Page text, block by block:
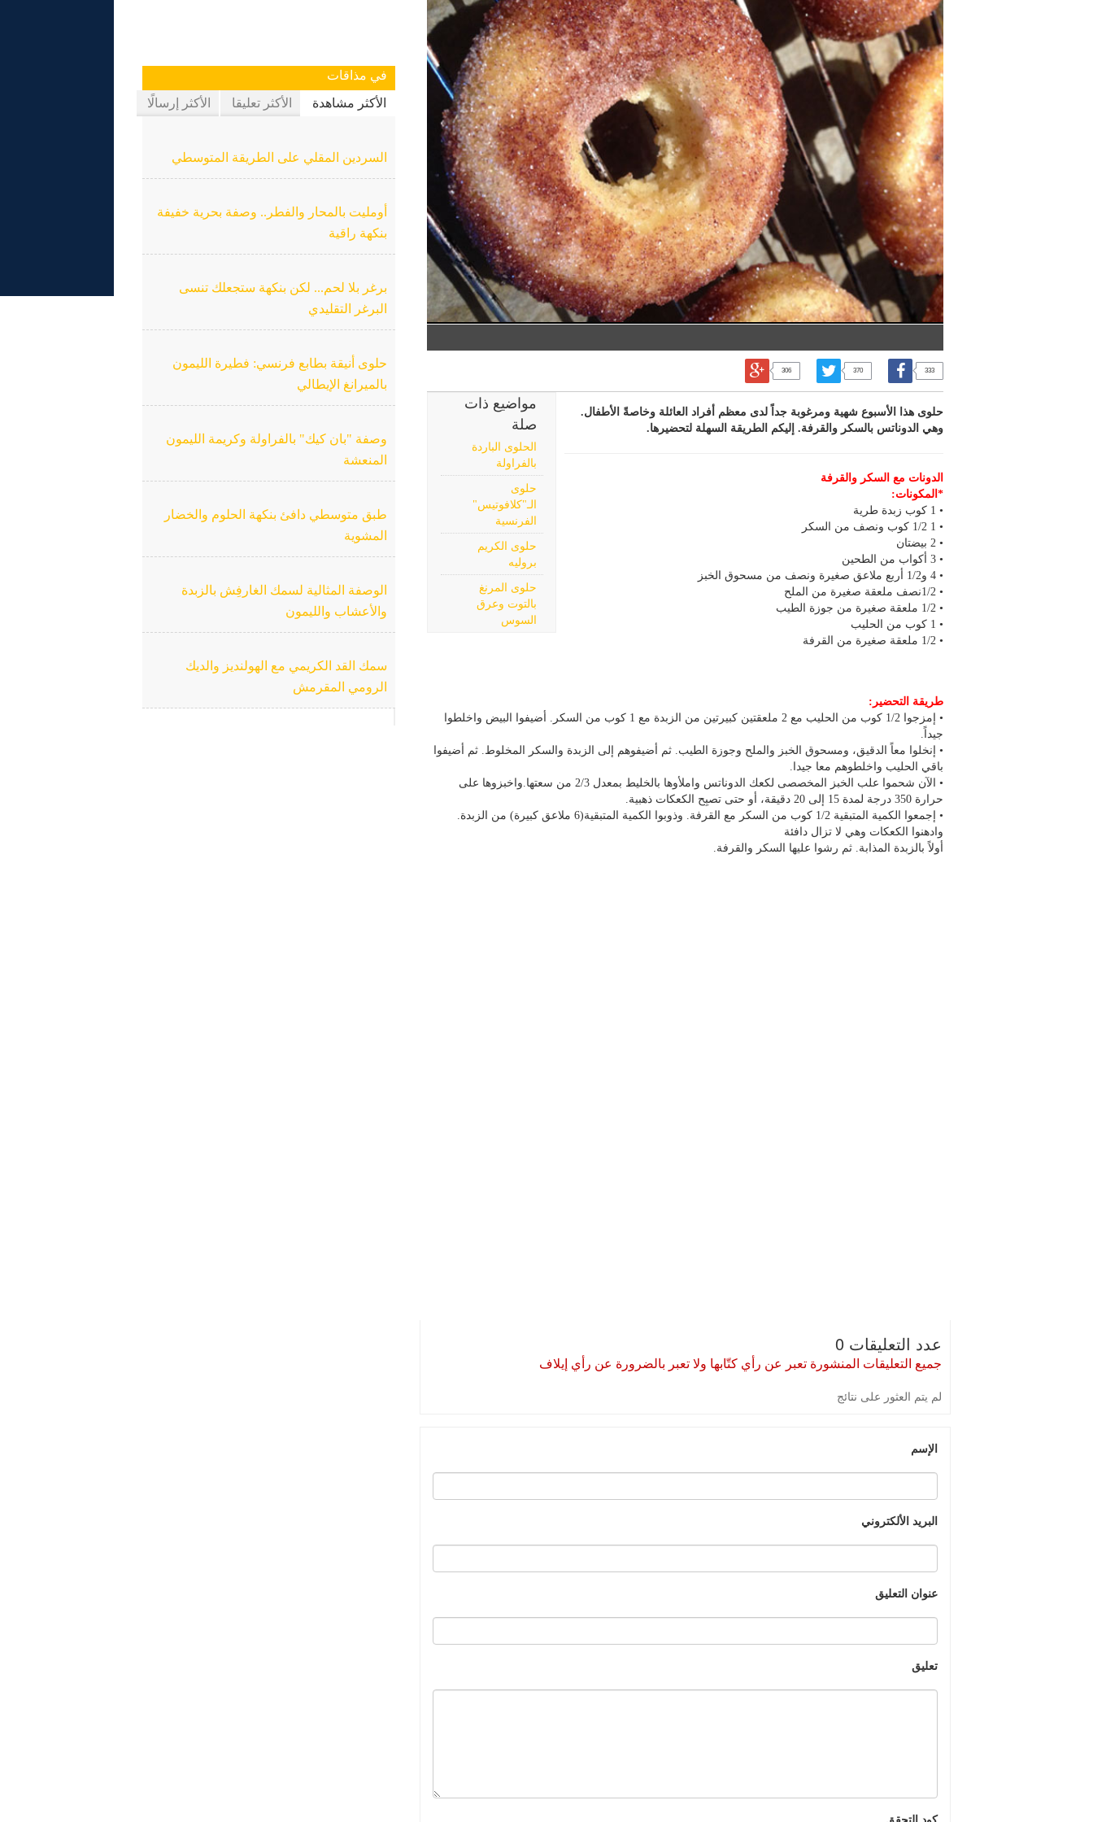
333
370
306
مواضيع ذات
صلة
الحلوى الباردة
بالفراولة
حلوى
الـ"كلافوتيس"
الفرنسية
حلوى الكريم
بروليه
حلوى المرنغ
بالتوت وعرق
السوس
حلوى هذا الأسبوع شهية ومرغوبة جداً لدى معظم أفراد العائلة وخاصةً الأطفال.
وهي الدوناتس بالسكر والقرفة. إليكم الطريقة السهلة لتحضيرها.
الدونات مع السكر والقرفة
*المكونات:
• 1 كوب زبدة طرية
• 1 1/2 كوب ونصف من السكر
• 2 بيضتان
• 3 أكواب من الطحين
• 4 و1/2 أربع ملاعق صغيرة ونصف من مسحوق الخبز
• 1/2نصف ملعقة صغيرة من الملح
• 1/2 ملعقة صغيرة من جوزة الطيب
• 1 كوب من الحليب
• 1/2 ملعقة صغيرة من القرفة
طريقة التحضير:
• إمزجوا 1/2 كوب من الحليب مع 2 ملعقتين كبيرتين من الزبدة مع 1 كوب من السكر. أضيفوا البيض واخلطوا
جيداً.
• إنخلوا معاً الدقيق، ومسحوق الخبز والملح وجوزة الطيب. ثم أضيفوهم إلى الزبدة والسكر المخلوط. ثم أضيفوا
باقي الحليب واخلطوهم معا جيدا.
• الآن شحموا علب الخبز المخصصى لكعك الدوناتس واملأوها بالخليط بمعدل 2/3 من سعتها.واخبزوها على
حرارة 350 درجة لمدة 15 إلى 20 دقيقة، أو حتى تصبِح الكعكات ذهبية.
• إجمعوا الكمية المتبقية 1/2 كوب من السكر مع القرفة. وذوبوا الكمية المتبقية(6 ملاعق كبيرة) من الزبدة.
وادهنوا الكعكات وهي لا تزال دافئة
أولاً بالزبدة المذابة. ثم رشوا عليها السكر والقرفة.
عدد التعليقات 0
جميع التعليقات المنشورة تعبر عن رأي كتّابها ولا تعبر بالضرورة عن رأي إيلاف
لم يتم العثور على نتائج
الإسم
البريد الألكتروني
عنوان التعليق
تعليق
كود التحقق
في مذاقات
الأكثر مشاهدة الأكثر تعليقا الأكثر إرسالًا
السردين المقلي على الطريقة المتوسطي
أومليت بالمحار والفطر.. وصفة بحرية خفيفة
بنكهة راقية
برغر بلا لحم... لكن بنكهة ستجعلك تنسى
البرغر التقليدي
حلوى أنيقة بطابع فرنسي: فطيرة الليمون
بالميرانغ الإيطالي
وصفة "بان كيك" بالفراولة وكريمة الليمون
المنعشة
طبق متوسطي دافئ بنكهة الحلوم والخضار
المشوية
الوصفة المثالية لسمك الغارفِش بالزبدة
والأعشاب والليمون
سمك القد الكريمي مع الهولنديز والديك
الرومي المقرمش